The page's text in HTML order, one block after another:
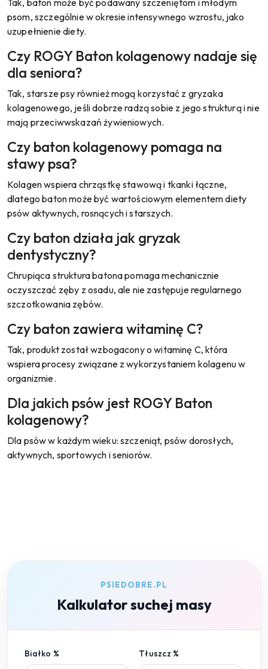
Tak, baton może być podawany szczeniętom i młodym
psom, szczególnie w okresie intensywnego wzrostu, jako
uzupełnienie diety.
Czy ROGY Baton kolagenowy nadaje się
dla seniora?
Tak, starsze psy również mogą korzystać z gryzaka
kolagenowego, jeśli dobrze radzą sobie z jego strukturą i nie
mają przeciwwskazań żywieniowych.
Czy baton kolagenowy pomaga na
stawy psa?
Kolagen wspiera chrząstkę stawową i tkanki łączne,
dlatego baton może być wartościowym elementem diety
psów aktywnych, rosnących i starszych.
Czy baton działa jak gryzak
dentystyczny?
Chrupiąca struktura batona pomaga mechanicznie
oczyszczać zęby z osadu, ale nie zastępuje regularnego
szczotkowania zębów.
Czy baton zawiera witaminę C?
Tak, produkt został wzbogacony o witaminę C, która
wspiera procesy związane z wykorzystaniem kolagenu w
organizmie.
Dla jakich psów jest ROGY Baton
kolagenowy?
Dla psów w każdym wieku: szczeniąt, psów dorosłych,
aktywnych, sportowych i seniorów.
PSIEDOBRE.PL
Kalkulator suchej masy
Białko % Tłuszcz %